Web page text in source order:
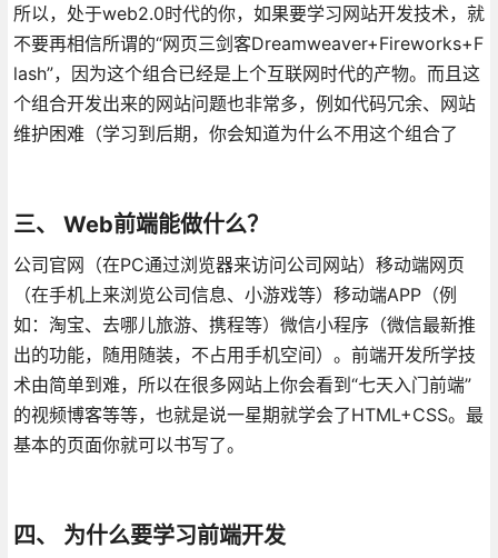
所以，处于web2.0时代的你，如果要学习网站开发技术，就
不要再相信所谓的“网页三剑客Dreamweaver+Fireworks+F
lash”，因为这个组合已经是上个互联网时代的产物。而且这
个组合开发出来的网站问题也非常多，例如代码冗余、网站
维护困难（学习到后期，你会知道为什么不用这个组合了
三、 Web前端能做什么？
公司官网（在PC通过浏览器来访问公司网站）移动端网页
（在手机上来浏览公司信息、小游戏等）移动端APP（例
如：淘宝、去哪儿旅游、携程等）微信小程序（微信最新推
出的功能，随用随装，不占用手机空间）。前端开发所学技
术由简单到难，所以在很多网站上你会看到“七天入门前端”
的视频博客等等，也就是说一星期就学会了HTML+CSS。最
基本的页面你就可以书写了。
四、 为什么要学习前端开发